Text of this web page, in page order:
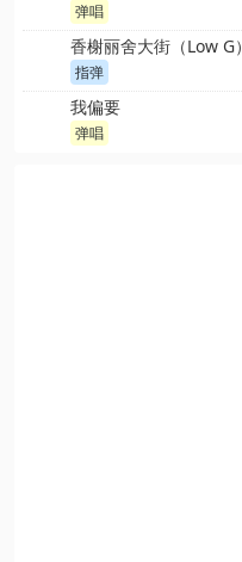
弹唱
香榭丽舍大街（Low G）
指弹
我偏要
弹唱